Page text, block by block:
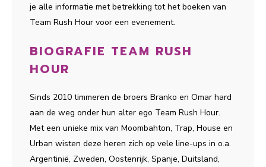
je alle informatie met betrekking tot het boeken van
Team Rush Hour voor een evenement.
BIOGRAFIE TEAM RUSH
HOUR
Sinds 2010 timmeren de broers Branko en Omar hard
aan de weg onder hun alter ego Team Rush Hour.
Met een unieke mix van Moombahton, Trap, House en
Urban wisten deze heren zich op vele line-ups in o.a.
Argentinië, Zweden, Oostenrijk, Spanje, Duitsland,